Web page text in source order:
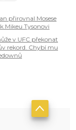
přirovnal Mosese
Mikeu Tysonovi
v UFC překonat
rekord. Chybí mu